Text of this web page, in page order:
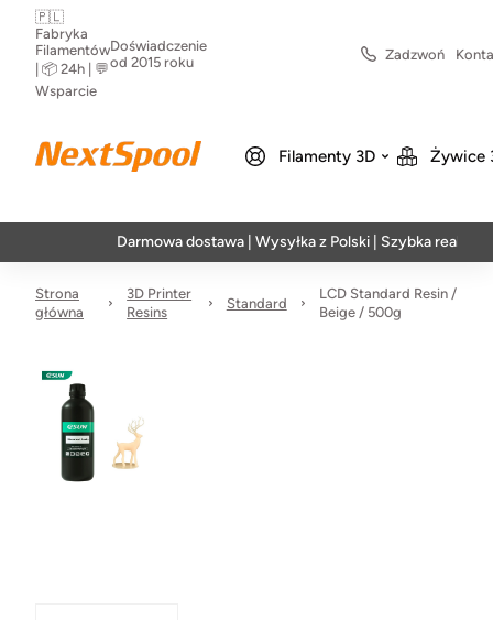
🇵🇱
Fabryka
Filamentów
| 📦 24h | 💬
Wsparcie
Doświadczenie
od 2015 roku
Zadzwoń
Filamenty 3D Żywice
Darmowa dostawa | Wysyłka z Polski | Szybka realizacja w
Strona
główna
3D Printer
Resins
Standard
LCD Standard Resin /
Beige / 500g